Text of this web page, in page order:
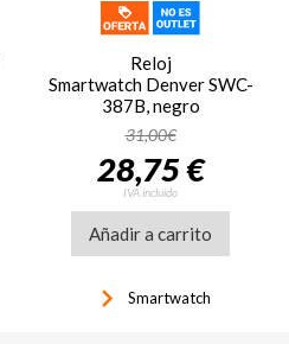
Reloj
Smartwatch Denver SWC-
387B, negro
31,00€
28,75 €
IVA incluido
Añadir a carrito
keyboard_arrow_right Smartwatch